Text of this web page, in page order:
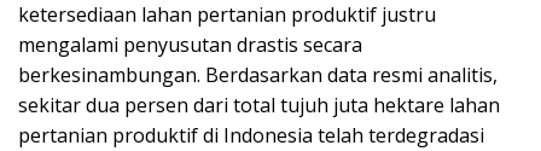
ketersediaan lahan pertanian produktif justru
mengalami penyusutan drastis secara
berkesinambungan. Berdasarkan data resmi analitis,
sekitar dua persen dari total tujuh juta hektare lahan
pertanian produktif di Indonesia telah terdegradasi